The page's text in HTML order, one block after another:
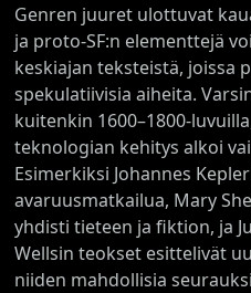
Genren juuret ulottuvat
ja proto-SF:n elementtejä
keskiajan teksteistä, joissa
spekulatiivisia aiheita.
kuitenkin 1600–1800-
teknologian kehitys alkoi
Esimerkiksi Johannes
avaruusmatkailua, Mary
yhdisti tieteen ja fiktion, ja
Wellsin teokset esittelivät
niiden mahdollisia